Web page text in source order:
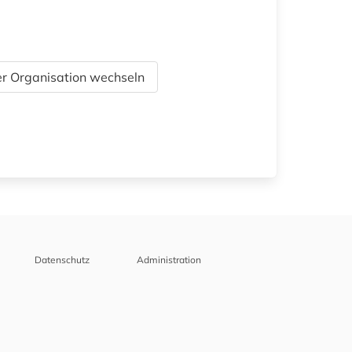
Organisation wechseln
Datenschutz Administration